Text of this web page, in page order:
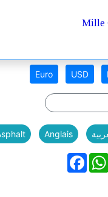
Mille
Euro USD
Anglais